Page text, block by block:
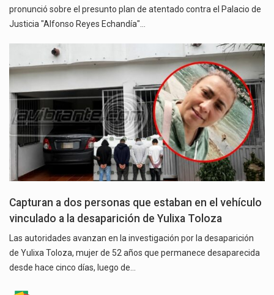
pronunció sobre el presunto plan de atentado contra el Palacio de
Justicia "Alfonso Reyes Echandía"…
Capturan a dos personas que estaban en el vehículo
vinculado a la desaparición de Yulixa Toloza
Las autoridades avanzan en la investigación por la desaparición
de Yulixa Toloza, mujer de 52 años que permanece desaparecida
desde hace cinco días, luego de…